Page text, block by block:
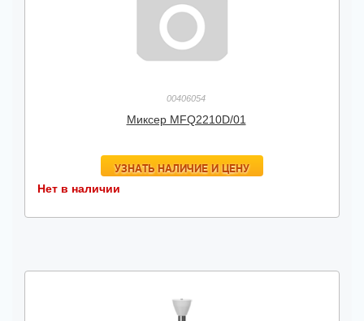
00406054
Миксер MFQ2210D/01
УЗНАТЬ НАЛИЧИЕ И ЦЕНУ
Нет в наличии